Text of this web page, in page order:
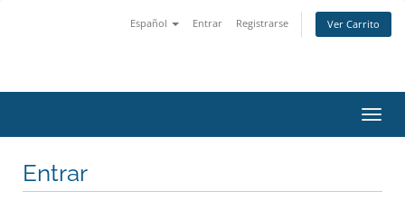
Español Entrar Registrarse Ver Carrito
Entrar